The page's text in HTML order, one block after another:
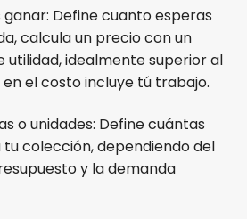
Define cuanto esperas
calcula un precio con un
utilidad, idealmente superior al
en el costo incluye tú trabajo.
o unidades: Define cuántas
colección, dependiendo del
y la demanda